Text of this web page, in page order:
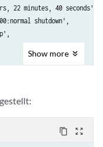
22 minutes, 40 seconds'},
shutdown',
Show more
content_copy zoom_out_map